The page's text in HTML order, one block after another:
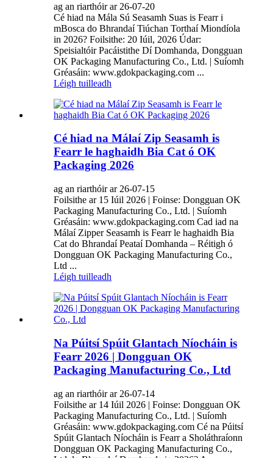
ag an riarthóir ar 26-07-20
Cé hiad na Mála Sú Seasamh Suas is Fearr i
mBosca do Bhrandaí Tiúchan Torthaí Miondíola
in 2026? Foilsithe: 20 Iúil, 2026 Údar:
Speisialtóir Pacáistithe Dí Domhanda, Dongguan
OK Packaging Manufacturing Co., Ltd. | Suíomh
Gréasáin: www.gdokpackaging.com ...
Léigh tuilleadh
Cé hiad na Málaí Zip Seasamh is
Fearr le haghaidh Bia Cat ó OK
Packaging 2026
ag an riarthóir ar 26-07-15
Foilsithe ar 15 Iúil 2026 | Foinse: Dongguan OK
Packaging Manufacturing Co., Ltd. | Suíomh
Gréasáin: www.gdokpackaging.com Cad iad na
Málaí Zipper Seasamh is Fearr le haghaidh Bia
Cat do Bhrandaí Peataí Domhanda – Réitigh ó
Dongguan OK Packaging Manufacturing Co.,
Ltd ...
Léigh tuilleadh
Na Púitsí Spúit Glantach Níocháin is
Fearr 2026 | Dongguan OK
Packaging Manufacturing Co., Ltd
ag an riarthóir ar 26-07-14
Foilsithe ar 14 Iúil 2026 | Foinse: Dongguan OK
Packaging Manufacturing Co., Ltd. | Suíomh
Gréasáin: www.gdokpackaging.com Cé na Púitsí
Spúit Glantach Níocháin is Fearr a Sholáthraíonn
Dongguan OK Packaging Manufacturing Co.,